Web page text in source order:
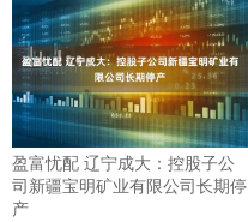
盈富忧配 辽宁成大：控股子公
司新疆宝明矿业有限公司长期停
产